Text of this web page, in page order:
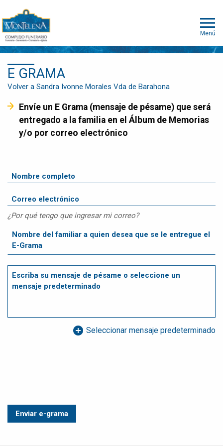
Menú
E GRAMA
Volver a Sandra Ivonne Morales Vda de Barahona
Envíe un E Grama (mensaje de pésame) que será
entregado a la familia en el Álbum de Memorias
y/o por correo electrónico
¿Por qué tengo que ingresar mi correo?
add_circle Seleccionar mensaje predeterminado